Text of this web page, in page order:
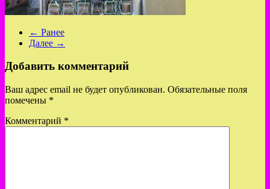
← Ранее
Далее →
Добавить комментарий
Ваш адрес email не будет опубликован. Обязательные поля
помечены *
Комментарий *